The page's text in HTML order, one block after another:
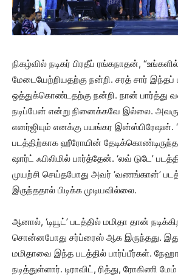
நிகழ்வில் நடிகர் பிரதீப் ரங்கநாதன்,
மேடையேற்றியதற்கு நன்றி. சரத் சார்
ஒத்துக்கொண்டதற்கு நன்றி. நான் பார்த்து
நடிப்பேன் என்று நினைக்கவே இல்லை.
எனர்ஜியும் எனக்கு பயங்கர இன்ஸ்பிரேஷன்.
படத்திற்காக ஹீரோயின்
ஷார்ட் ஃபிலிமில் பார்த்தேன். ‘லவ் டுடே’
முயற்சி செய்தபோது அவர் ‘வணங்கான்’
இருந்ததால் பிடிக்க முடியவில்லை.
ஆனால், ‘டியூட்’ படத்தில் மமிதா தான்
சொன்னபோது சர்ப்ரைஸ் ஆக இருந்தது.
மமிதாவை இந்த படத்தில் பார்ப்பீர்கள்.
நடித்துள்ளார். டிராவிட், ரித்து, ரோகிணி